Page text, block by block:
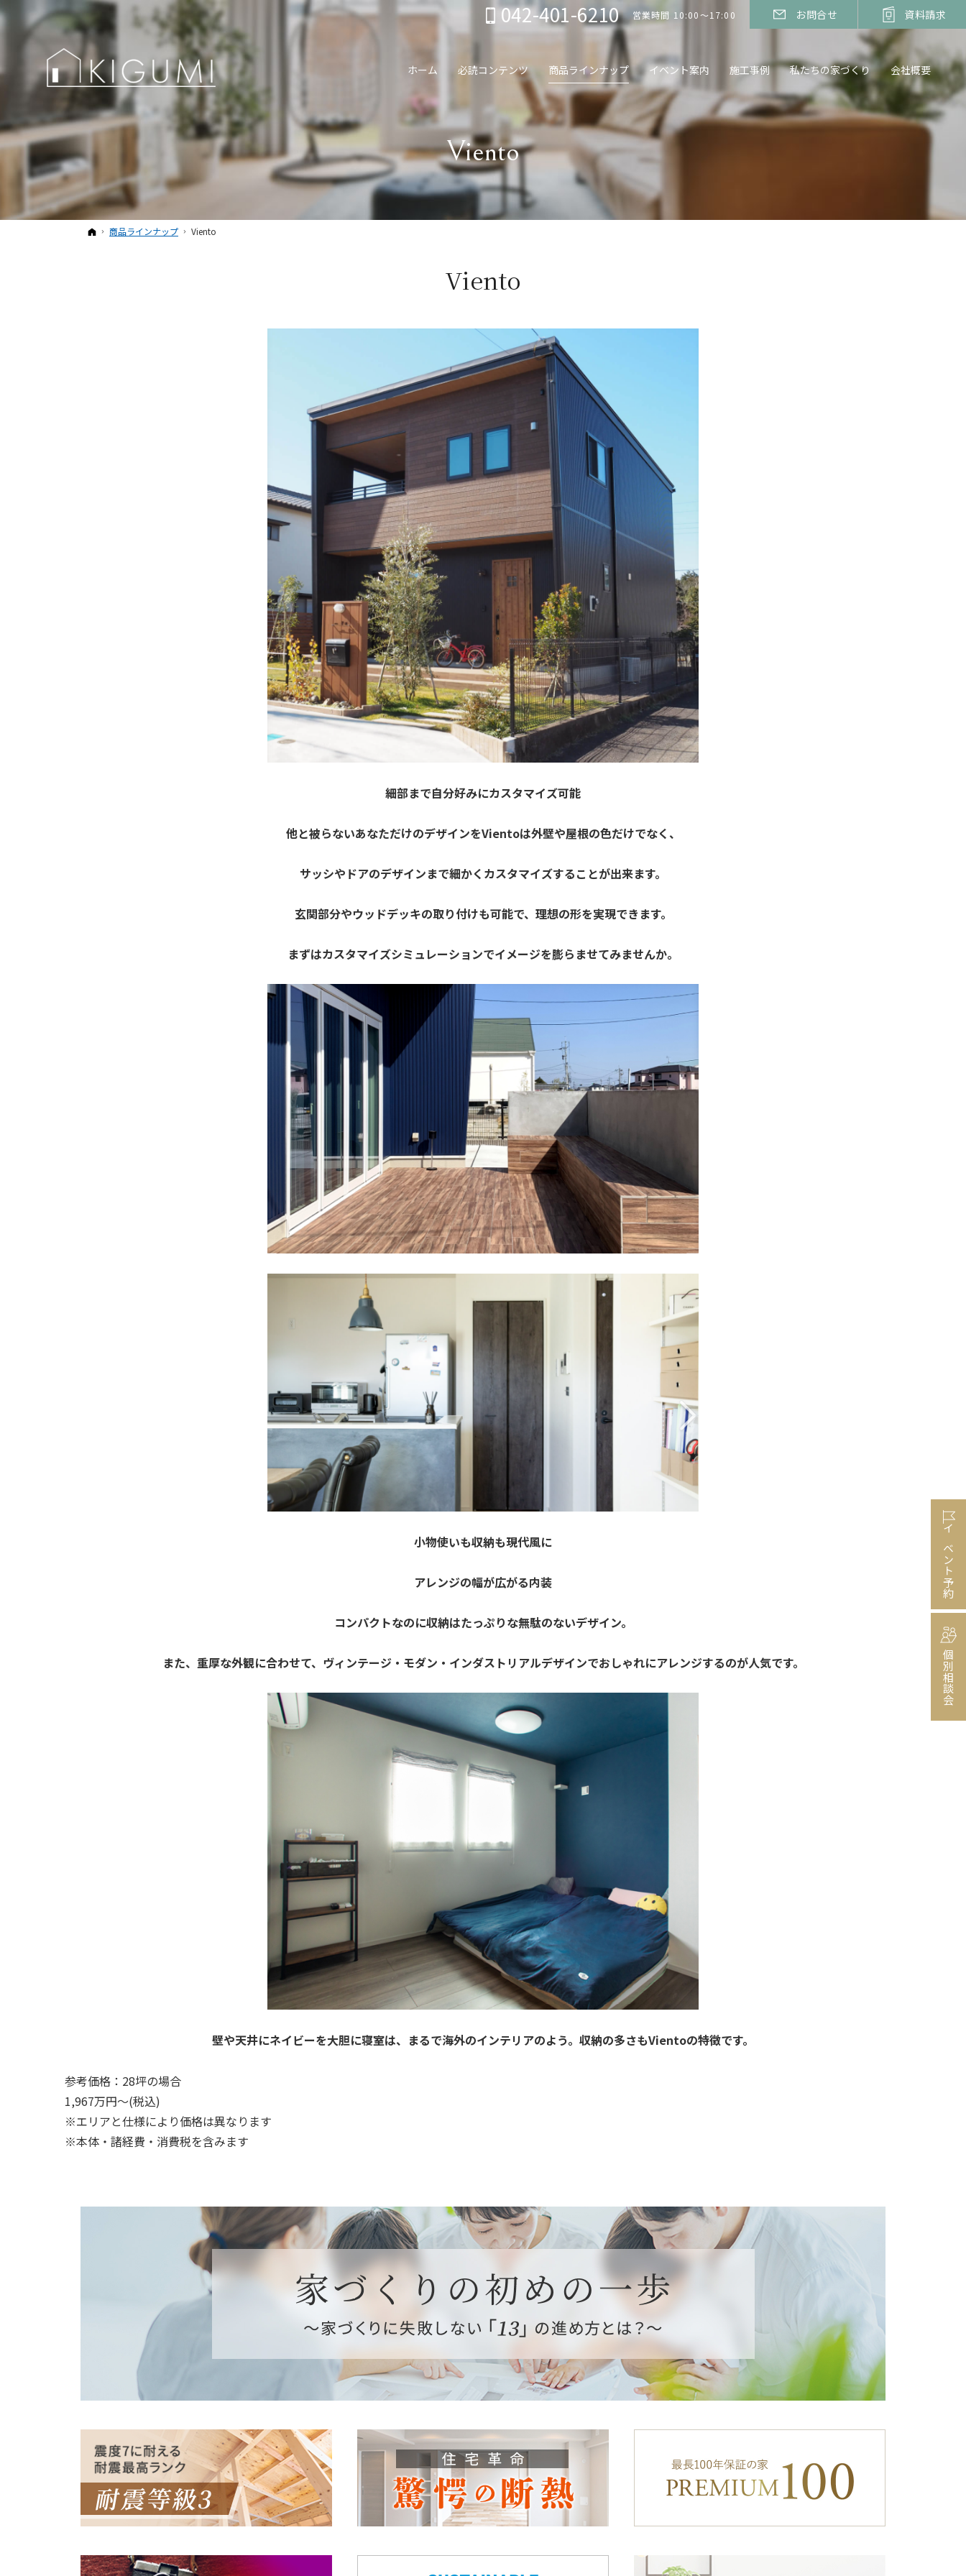
Viento
ホーム
商品ラインナップ Viento
Viento
細部まで自分好みにカスタマイズ可能
他と被らないあなただけのデザインをVientoは外壁や屋根の色だけでなく、
サッシやドアのデザインまで細かくカスタマイズすることが出来ます。
玄関部分やウッドデッキの取り付けも可能で、理想の形を実現できます。
まずはカスタマイズシミュレーションでイメージを膨らませてみませんか。
小物使いも収納も現代風に
アレンジの幅が広がる内装
コンパクトなのに収納はたっぷりな無駄のないデザイン。
また、重厚な外観に合わせて、ヴィンテージ・モダン・インダストリアルデザインでおしゃれにアレンジするのが人気です。
壁や天井にネイビーを大胆に寝室は、まるで海外のインテリアのよう。収納の多さもVientoの特徴です。
参考価格：28坪の場合
1,967万円～(税込)
※エリアと仕様により価格は異なります
※本体・諸経費・消費税を含みます
ホーム 必読コンテンツ 商品ラインナップ イベント案内 施工事例 私たちの家づくり 会社概要
042-401-6210 営業時間 10:00～17:00 お問合せ 資料請求
イベント予約
個別相談会